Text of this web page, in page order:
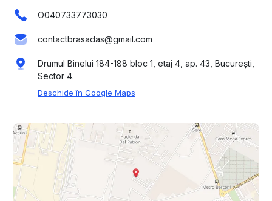
O040733773030
contactbrasadas@gmail.com
Drumul Binelui 184-188 bloc 1, etaj 4, ap. 43, București,
Sector 4.
Deschide în Google Maps